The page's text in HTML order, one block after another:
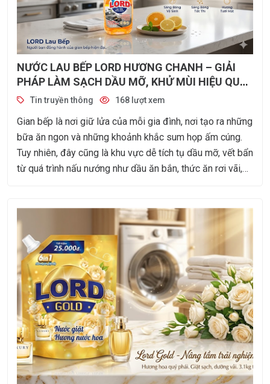
NƯỚC LAU BẾP LORD HƯƠNG CHANH – GIẢI
PHÁP LÀM SẠCH DẦU MỠ, KHỬ MÙI HIỆU QUẢ
CHO GIAN BẾP HIỆN ĐẠI
Tin truyền thông 168 lượt xem
Gian bếp là nơi giữ lửa của mỗi gia đình, nơi tạo ra những
bữa ăn ngon và những khoảnh khắc sum họp ấm cúng.
Tuy nhiên, đây cũng là khu vực dễ tích tụ dầu mỡ, vết bẩn
từ quá trình nấu nướng như dầu ăn bắn, thức ăn rơi vãi,
hiệu quả, giúp loại bỏ dầu mỡ nhanh chóng đồng thời
mang lại hương chanh tươi mát, giúp gian bếp luôn sạch
sẽ và dễ chịu.